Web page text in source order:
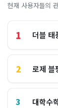
현재 사용자들의
1 더블 태
2 로제 블
3 대학수